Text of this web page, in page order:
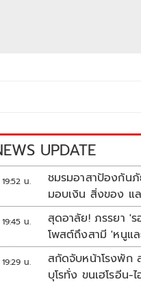
UPDATE
19:52 น.
ชมรมอาสาป้องกัน
มอบเงิน สิ่งของ แ
แก่โรงเรียนบ้านหน
19:45 น.
สุดอาลัย! ภรรยา '
โพสต์ถึงสามี 'หนูแ
19:29 น.
สกัดจับหน้าโรงพัก
บุโรทั่ง ขนเฮโรอีน